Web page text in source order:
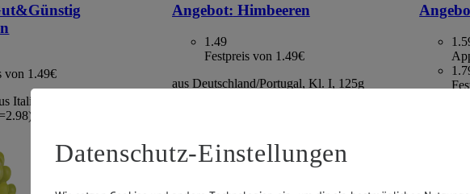
von 1.49€
Italien/Spanien, Kl. I, 500g
Angebot: Himbeeren
1.49
Festpreis von 1.49€
aus Deutschland/Portugal, Kl. I, 125g
Kaktus,
Datenschutz-Einstellungen